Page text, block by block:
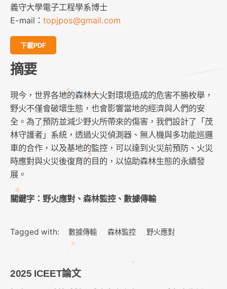
義守大學電子工程學系博士
E-mail： topjpos@gmail.com
下載PDF
摘要
現今，世界各地的森林大火對環境造成的危害不勝枚舉，
野火不僅會破壞生態，也會影響當地的經濟與人們的安
全。為了預防並減少野火所帶來的傷害，我們設計了「茂
林守護者」系統，透過火災偵測器、無人機與多功能巡邏
車的合作，以及基地的監控，可以達到火災前預防、火災
時應對與火災後復育的目的，以協助森林生態的永續發
展。
關鍵字：野火應對、森林監控、數據傳輸
Tagged with: 數據傳輸 森林監控 野火應對
2025 ICEET論文